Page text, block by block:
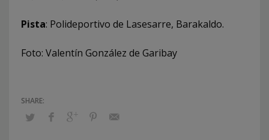
Pista: Polideportivo de Lasesarre, Barakaldo.
Foto: Valentín González de Garibay